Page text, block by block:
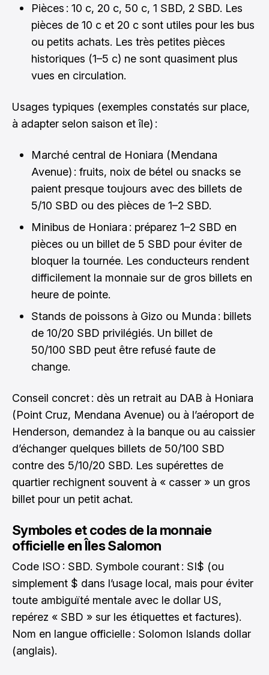
Pièces : 10 c, 20 c, 50 c, 1 SBD, 2 SBD. Les
pièces de 10 c et 20 c sont utiles pour les bus
ou petits achats. Les très petites pièces
historiques (1–5 c) ne sont quasiment plus
vues en circulation.
Usages typiques (exemples constatés sur place,
à adapter selon saison et île) :
Marché central de Honiara (Mendana
Avenue) : fruits, noix de bétel ou snacks se
paient presque toujours avec des billets de
5/10 SBD ou des pièces de 1–2 SBD.
Minibus de Honiara : préparez 1–2 SBD en
pièces ou un billet de 5 SBD pour éviter de
bloquer la tournée. Les conducteurs rendent
difficilement la monnaie sur de gros billets en
heure de pointe.
Stands de poissons à Gizo ou Munda : billets
de 10/20 SBD privilégiés. Un billet de
50/100 SBD peut être refusé faute de
change.
Conseil concret : dès un retrait au DAB à Honiara
(Point Cruz, Mendana Avenue) ou à l’aéroport de
Henderson, demandez à la banque ou au caissier
d’échanger quelques billets de 50/100 SBD
contre des 5/10/20 SBD. Les supérettes de
quartier rechignent souvent à « casser » un gros
billet pour un petit achat.
Symboles et codes de la monnaie
officielle en Îles Salomon
Code ISO : SBD. Symbole courant : SI$ (ou
simplement $ dans l’usage local, mais pour éviter
toute ambiguïté mentale avec le dollar US,
repérez « SBD » sur les étiquettes et factures).
Nom en langue officielle : Solomon Islands dollar
(anglais).